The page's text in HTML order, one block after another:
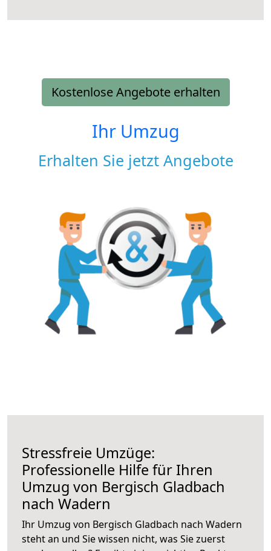
Kostenlose Angebote erhalten
Ihr Umzug
Erhalten Sie jetzt Angebote
Stressfreie Umzüge:
Professionelle Hilfe für Ihren
Umzug von Bergisch Gladbach
nach Wadern
Ihr Umzug von Bergisch Gladbach nach Wadern
steht an und Sie wissen nicht, was Sie zuerst